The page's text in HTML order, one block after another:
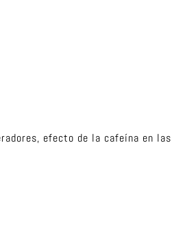
efecto de la cafeína en las